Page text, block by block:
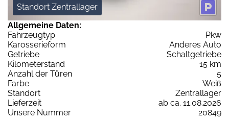
Standort Zentrallager
Allgemeine Daten:
Fahrzeugtyp
Pkw
Karosserieform
Anderes Auto
Getriebe
Schaltgetriebe
Kilometerstand
15 km
Anzahl der Türen
5
Farbe
Weiß
Standort
Zentrallager
Lieferzeit
ab ca. 11.08.2026
Unsere Nummer
20849